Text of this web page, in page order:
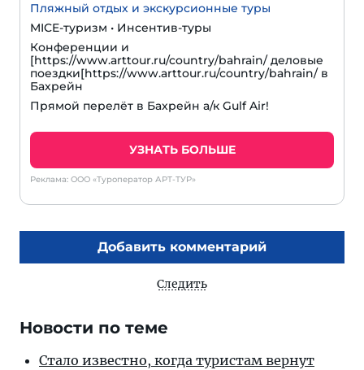
Пляжный отдых и экскурсионные туры
MICE-туризм • Инсентив-туры
Конференции и
[https://www.arttour.ru/country/bahrain/ деловые
поездки[https://www.arttour.ru/country/bahrain/ в
Бахрейн
Прямой перелёт в Бахрейн а/к Gulf Air!
УЗНАТЬ БОЛЬШЕ
Реклама: ООО «Туроператор АРТ-ТУР»
Добавить комментарий
Следить
Новости по теме
Стало известно, когда туристам вернут